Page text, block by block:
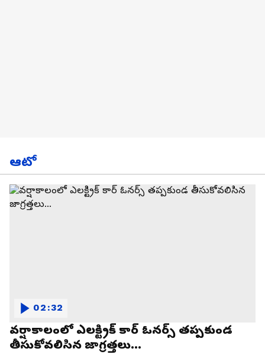
ఆటో
వర్షాకాలంలో ఎలక్ట్రిక్ కార్ ఓనర్స్ తప్పకుండ
తీసుకోవలిసిన జాగ్రత్తలు...
02:32